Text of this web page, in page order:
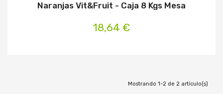
Naranjas Vit&Fruit - Caja 8 Kgs Mesa
18,64 €
Mostrando 1-2 de 2 artículo(s)